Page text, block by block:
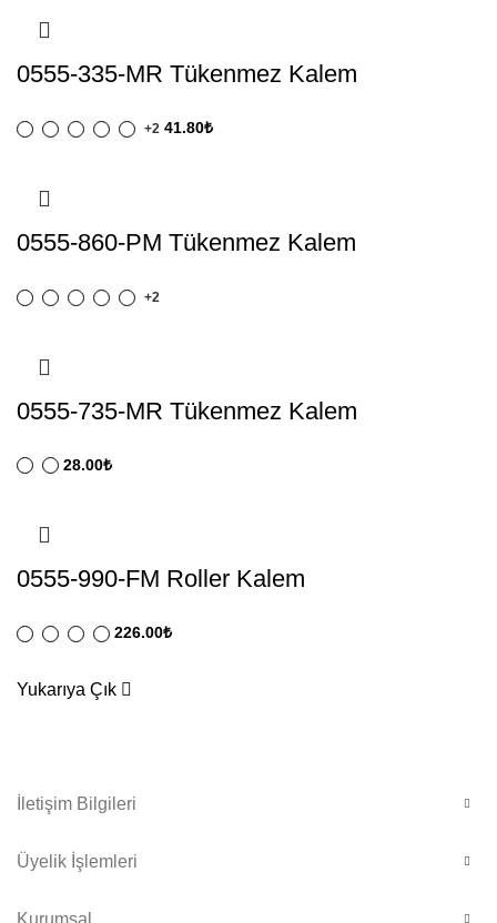
0555-335-MR Tükenmez Kalem
+2 41.80₺
0555-860-PM Tükenmez Kalem
+2
0555-735-MR Tükenmez Kalem
28.00₺
0555-990-FM Roller Kalem
226.00₺
Yukarıya Çık
İletişim Bilgileri
Üyelik İşlemleri